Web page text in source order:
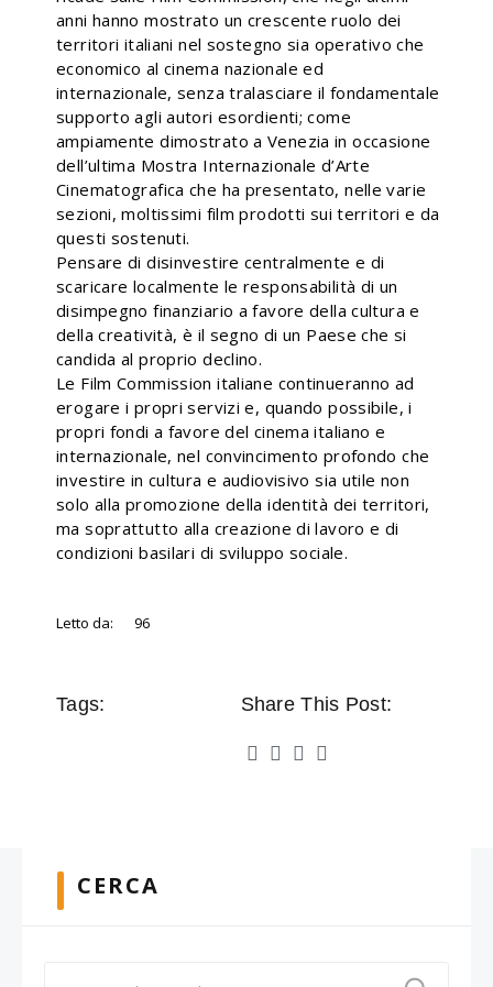
anni hanno mostrato un crescente ruolo dei
territori italiani nel sostegno sia operativo che
economico al cinema nazionale ed
internazionale, senza tralasciare il fondamentale
supporto agli autori esordienti; come
ampiamente dimostrato a Venezia in occasione
dell’ultima Mostra Internazionale d’Arte
Cinematografica che ha presentato, nelle varie
sezioni, moltissimi film prodotti sui territori e da
questi sostenuti.
Pensare di disinvestire centralmente e di
scaricare localmente le responsabilità di un
disimpegno finanziario a favore della cultura e
della creatività, è il segno di un Paese che si
candida al proprio declino.
Le Film Commission italiane continueranno ad
erogare i propri servizi e, quando possibile, i
propri fondi a favore del cinema italiano e
internazionale, nel convincimento profondo che
investire in cultura e audiovisivo sia utile non
solo alla promozione della identità dei territori,
ma soprattutto alla creazione di lavoro e di
condizioni basilari di sviluppo sociale.
Letto da: 96
Tags: Share This Post:
CERCA